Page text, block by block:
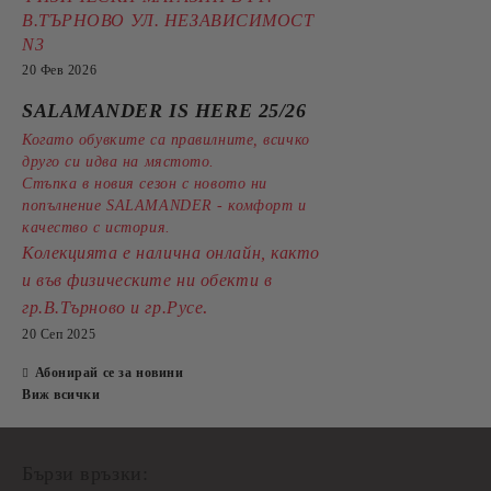
В.ТЪРНОВО УЛ. НЕЗАВИСИМОСТ
N3
20 Фев 2026
SALAMANDER IS HERE 25/26
Когато обувките са правилните, всичко
друго си идва на мястото.
Стъпка в новия сезон с новото ни
попълнение SALAMANDER - комфорт и
качество с история.
Колекцията е налична онлайн, както
и във физическите ни обекти в
гр.В.Търново и гр.Русе.
20 Сеп 2025
Абонирай се за новини
Виж всички